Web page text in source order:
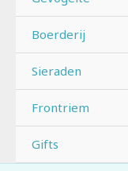
Boerderij
Sieraden
Frontriem
Gifts